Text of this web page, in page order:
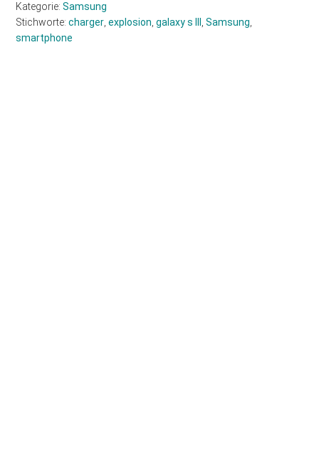
Kategorie:Samsung
Stichworte:charger ,explosion ,galaxy s III ,Samsung
smartphone